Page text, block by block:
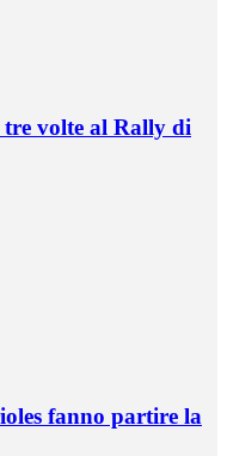
volte al Rally di
fanno partire la